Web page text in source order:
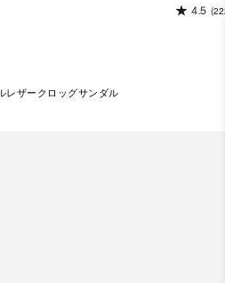
4.5
レザークロッグサンダル